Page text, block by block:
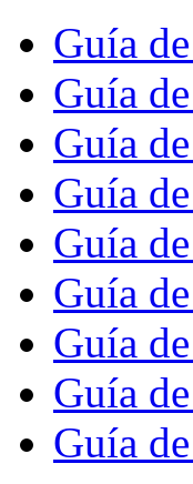
Guía
Guía
Guía
Guía
Guía
Guía
Guía
Guía
Guía